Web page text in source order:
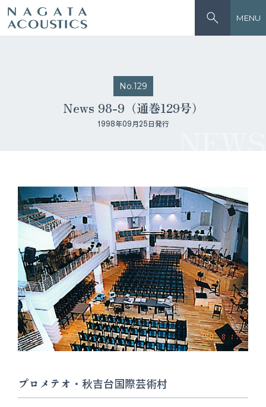
MENU
No.129
News 98-9（通巻129号）
1998年09月25日発行
プロメテオ・秋吉台国際芸術村